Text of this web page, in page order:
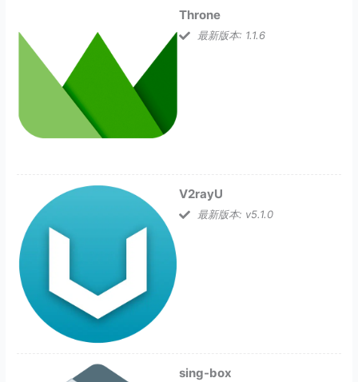
Throne
最新版本: 1.1.6
V2rayU
最新版本: v5.1.0
sing-box